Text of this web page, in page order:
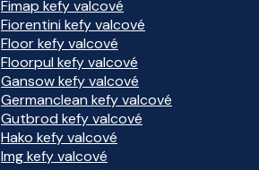
Fimap kefy valcové
Fiorentini kefy valcové
Floor kefy valcové
Floorpul kefy valcové
Gansow kefy valcové
Germanclean kefy valcové
Gutbrod kefy valcové
Hako kefy valcové
Img kefy valcové